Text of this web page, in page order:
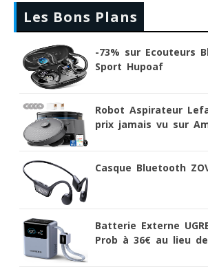
Les Bons Plans
-73% sur Ecouteurs
Sport Hupoaf
Robot Aspirateur
prix jamais vu sur
Casque Bluetooth
Batterie Externe
Prob à 36€ au lieu